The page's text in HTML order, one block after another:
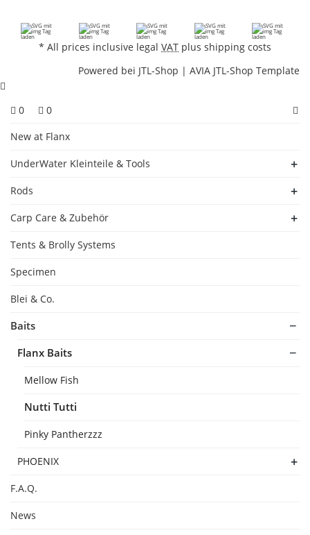
* All prices inclusive legal VAT plus shipping costs
Powered bei JTL-Shop | AVIA JTL-Shop Template
0 0
New at Flanx
UnderWater Kleinteile & Tools
Rods
Carp Care & Zubehör
Tents & Brolly Systems
Specimen
Blei & Co.
Baits
Flanx Baits
Mellow Fish
Nutti Tutti
Pinky Pantherzzz
PHOENIX
F.A.Q.
News